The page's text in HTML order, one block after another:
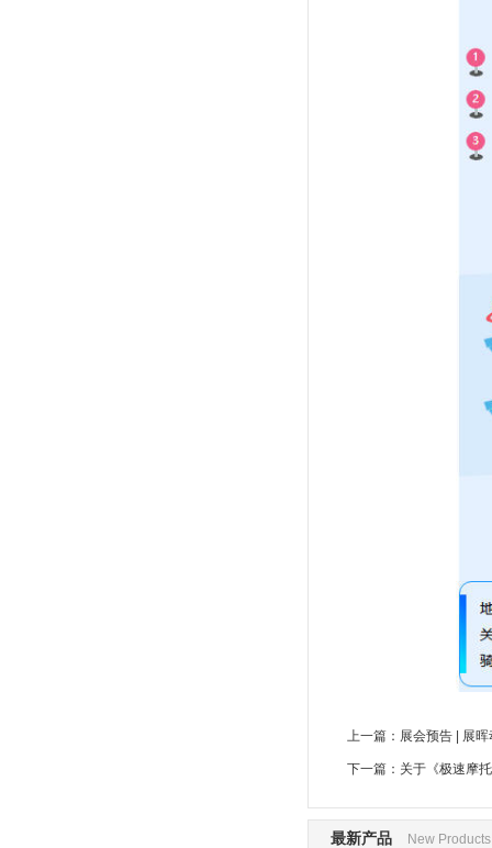
上一篇： 展会预告 | 展
下一篇： 关于《极速摩
最新产品 New Products